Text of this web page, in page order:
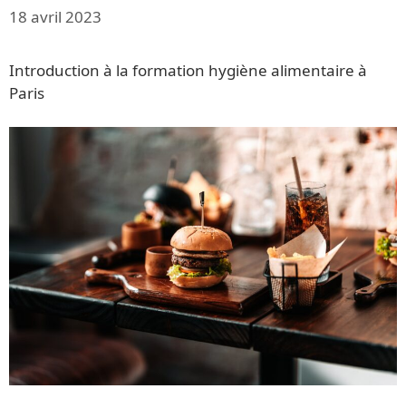
18 avril 2023
Introduction à la formation hygiène alimentaire à
Paris